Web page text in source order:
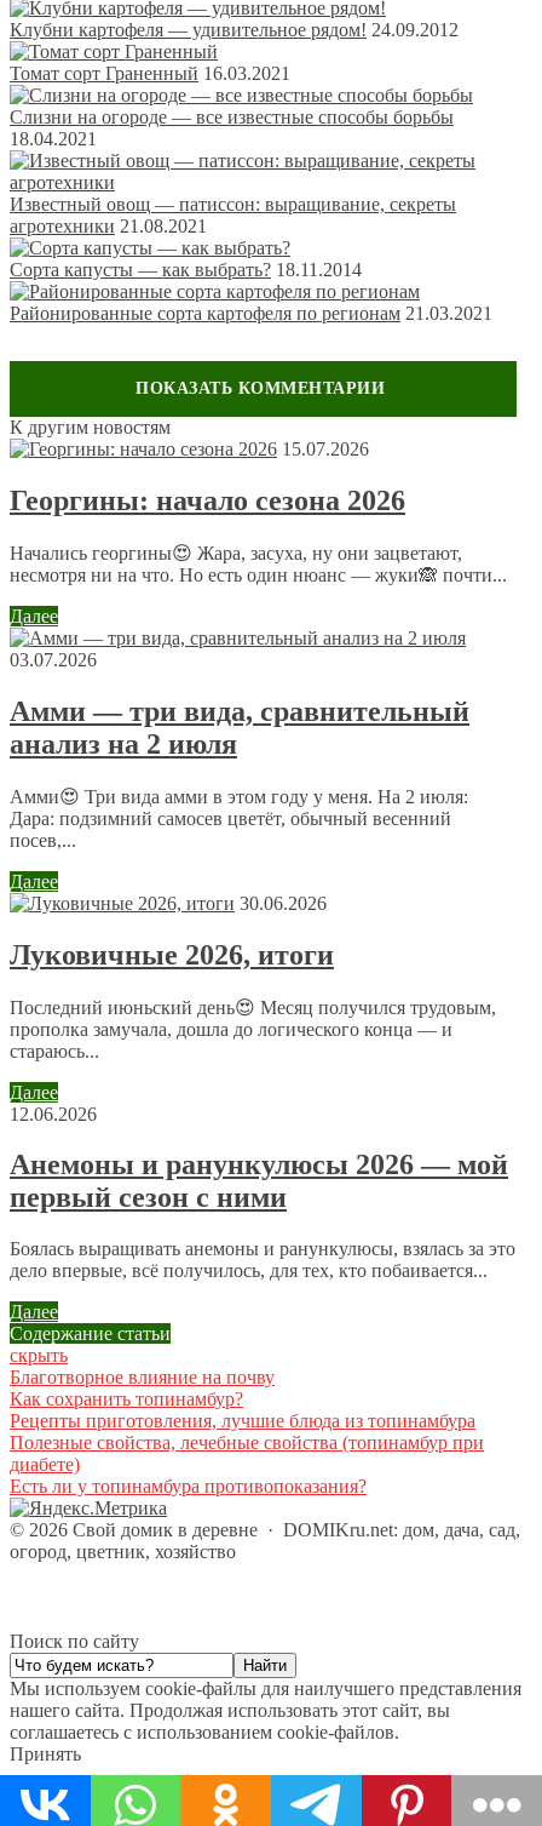
Клубни картофеля — удивительное рядом! 24.09.2012
Томат сорт Граненный 16.03.2021
Слизни на огороде — все известные способы борьбы
18.04.2021
Известный овощ — патиссон: выращивание, секреты
агротехники 21.08.2021
Сорта капусты — как выбрать? 18.11.2014
Районированные сорта картофеля по регионам 21.03.2021
Оставить комментарий
Ваш адрес email не будет опубликован.
Обязательные поля
помечены*
Комментарий*
Имя*
Email*
Сайт
персональных данных.Политика конфиденциальности
К другим новостям
15.07.2026
Георгины: начало сезона 2026
Начались георгины😍 Жара, засуха, ну они зацветают,
несмотря ни на что. Но есть один нюанс — жуки🙈 почти...
Далее
03.07.2026
Амми — три вида, сравнительный
анализ на 2 июля
Амми😍 Три вида амми в этом году у меня. На 2 июля:
Дара: подзимний самосев цветёт, обычный весенний
посев,...
Далее
30.06.2026
Луковичные 2026, итоги
Последний июньский день😍 Месяц получился трудовым,
прополка замучала, дошла до логического конца — и
стараюсь...
Далее
12.06.2026
Анемоны и ранункулюсы 2026 — мой
первый сезон с ними
Боялась выращивать анемоны и ранункулюсы, взялась за это
дело впервые, всё получилось, для тех, кто побаивается...
Далее
Содержание статьи
скрыть
Благотворное влияние на почву
Как сохранить топинамбур?
Рецепты приготовления, лучшие блюда из топинамбура
Полезные свойства, лечебные свойства (топинамбур при
диабете)
Есть ли у топинамбура противопоказания?
© 2026 Свой домик в деревне · DOMIKru.net: дом, дача, сад,
огород, цветник, хозяйство
Поиск по сайту
Мы используем cookie-файлы для наилучшего представления
нашего сайта. Продолжая использовать этот сайт, вы
соглашаетесь с использованием cookie-файлов.
Принять